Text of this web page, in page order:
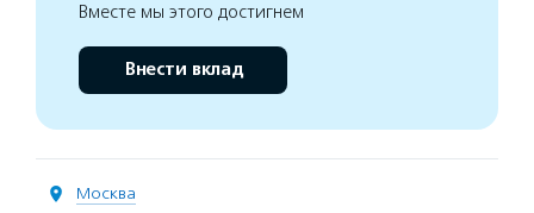
Вместе мы этого достигнем
Внести вклад
Москва